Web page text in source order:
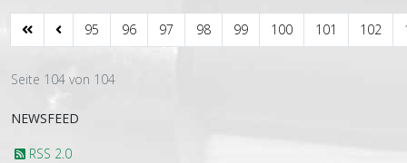
95 96 97 98 99 100 101 102
Seite 104 von 104
NEWSFEED
RSS 2.0